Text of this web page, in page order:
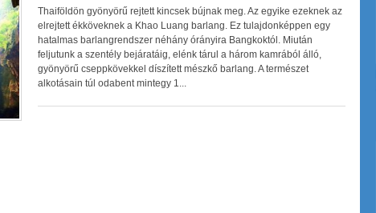
Thaiföldön gyönyörű rejtett kincsek bújnak meg. Az egyike ezeknek az
elrejtett ékköveknek a Khao Luang barlang. Ez tulajdonképpen egy
hatalmas barlangrendszer néhány órányira Bangkoktól. Miután
feljutunk a szentély bejáratáig, elénk tárul a három kamrából álló,
gyönyörű cseppkövekkel díszített mészkő barlang. A természet
alkotásain túl odabent mintegy 1...